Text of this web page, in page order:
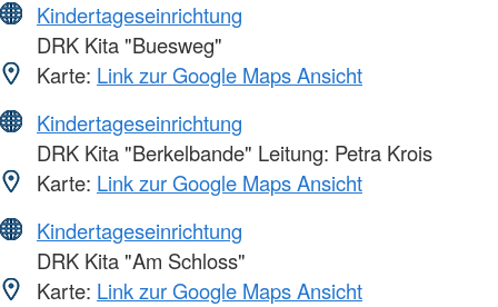
Kindertageseinrichtung
DRK Kita "Buesweg"
Karte: Link zur Google Maps Ansicht
Kindertageseinrichtung
DRK Kita "Berkelbande" Leitung: Petra Krois
Karte: Link zur Google Maps Ansicht
Kindertageseinrichtung
DRK Kita "Am Schloss"
Karte: Link zur Google Maps Ansicht